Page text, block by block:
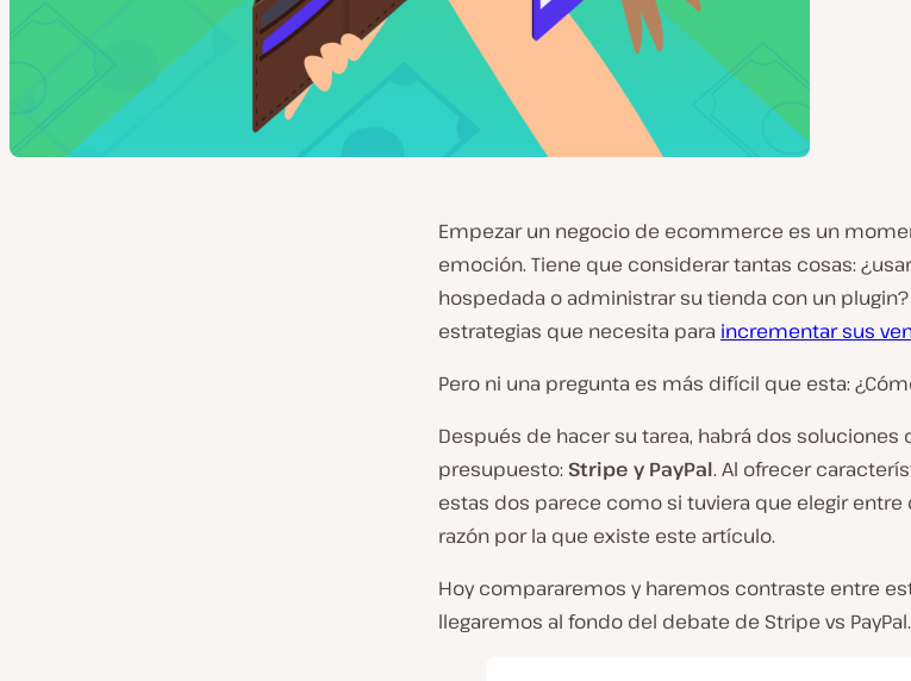
Empezar un negocio de ecommerce es un
emoción. Tiene que considerar tantas cosas:
hospedada o administrar su tienda con un plugin?
estrategias que necesita para incrementar sus
Pero ni una pregunta es más difícil que esta:
Después de hacer su tarea, habrá dos soluciones
presupuesto: Stripe y PayPal. Al ofrecer
estas dos parece como si tuviera que elegir entre
razón por la que existe este artículo.
Hoy compararemos y haremos contraste entre
llegaremos al fondo del debate de Stripe vs PayPal.